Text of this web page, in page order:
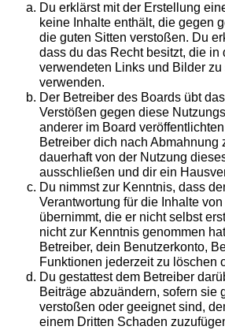
Du erklärst mit der Erstellung
keine Inhalte enthält, die gegen
die guten Sitten verstoßen. Du
dass du das Recht besitzt, die in
verwendeten Links und Bilder zu
verwenden.
Der Betreiber des Boards übt
Verstößen gegen diese
anderer im Board
Betreiber dich nach Abmahnung
dauerhaft von der Nutzung
ausschließen und dir ein
Du nimmst zur Kenntnis, dass
Verantwortung für die Inhalte
übernimmt, die er nicht selbst
nicht zur Kenntnis genommen
Betreiber, dein Benutzerkonto,
Funktionen jederzeit zu löschen
Du gestattest dem Betreiber
Beiträge abzuändern, sofern sie
verstoßen oder geeignet sind,
einem Dritten Schaden